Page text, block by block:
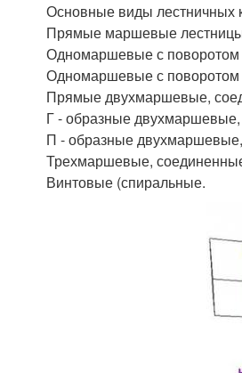
Основные виды лестничных
Прямые маршевые
Одномаршевые с поворотом
Одномаршевые с поворотом
Прямые двухмаршевые,
Г - образные
П - образные
Трехмаршевые,
Винтовые (спиральные.